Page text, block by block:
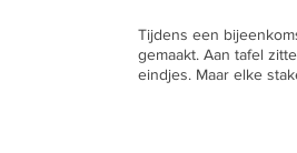
Tijdens een
gemaakt. Aan tafel
eindjes. Maar elke